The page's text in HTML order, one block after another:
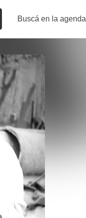
Buscá en la agenda